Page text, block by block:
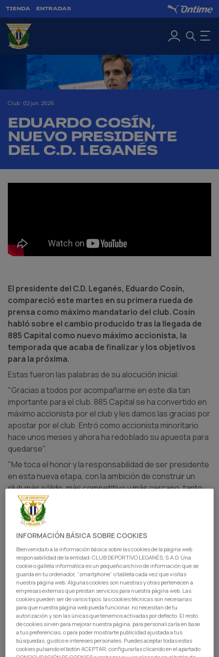
TIENDA ENTRADAS
Club | 02 jun. 2026
EDUARDO COSÍN,
NUEVO PRESIDENTE
DEL C.D. LEGANÉS
El presidente del C.D. Leganés, Eduardo Cosín,
compareció este martes en su primera rueda de
prensa como máximo mandatario del club. Cosín
habló sobre el cambio producido tras la llegada de
885 Capital como nuevo máximo accionista, la
temporada que acaba de finalizar y los objetivos
para la próxima.
Estas fueron las palabras de su alocución inicial:
"Gracias a todos por acompañarme en este día tan
importante para el club. 885 Capital se ha convertido en
máximo accionista por el club y les damos las gracias por
apostar por el club. Entró como accionista minoritario
hace unos meses y ahora ha redoblado su apuesta para
quedarse".
"Me toca el honor y la responsabilidad de ser presidente
en esta nueva etapa, con la ambición de construir un
club más sólido, más competitivo y más cercano, tanto
dentro como fuera del campo. Las decisiones se van a
tomar desde Leganés, y este va a ser el único club de
885. Bastantes de vosotros ya me conocéis, puedo
prometer trabajo, ilusión y respeto por el club, su
historia, su identidad y su gente".
"Esta temporada ha sido un fracaso, y las razones son
múltiples. No creo que sea el foro para analizarlas al
detalle, porque lo importante es cómo se reacciona ante
el fracaso. El error es parte del camino y lo importante es
saber corregirlo. Vamos a corregir cosas y a construir un
club del que la afición se sienta orgullosa. Han sufrido
mucho esta temporada y me duele".
"Para compensar ese sufrimiento en parte, me gustaría
INFORMACIÓN BÁSICA SOBRE COOKIES
Bienvenida/o a la información básica sobre las cookies de la página web
responsabilidad de la entidad: CLUB DEPORTIVO LEGANÉS, S.A.D. Una
cookie o galleta informática es un pequeño archivo de información que se
guarda en tu ordenador, “smartphone” o tableta cada vez que visitas
nuestra página web. Algunas cookies son nuestras y otras pertenecen a
empresas externas que prestan servicios para nuestra página web. Las
cookies pueden ser de varios tipos: las cookies técnicas son necesarias
para que nuestra página web pueda funcionar, no necesitan de tu
autorización y son las únicas que tenemos activadas por defecto. El resto
de cookies sirven para mejorar nuestra página, para personalizarla en base
a tus preferencias, o para poder mostrarte publicidad ajustada a tus
búsquedas, gustos e intereses personales. Puedes aceptar todas estas
cookies pulsando el botón ACEPTAR, configurarlas clicando en el apartado